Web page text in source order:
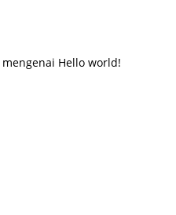
mengenai Hello world!